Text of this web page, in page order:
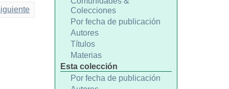
Colecciones
Por fecha de publicación
Autores
Títulos
Materias
Esta colección
Por fecha de publicación